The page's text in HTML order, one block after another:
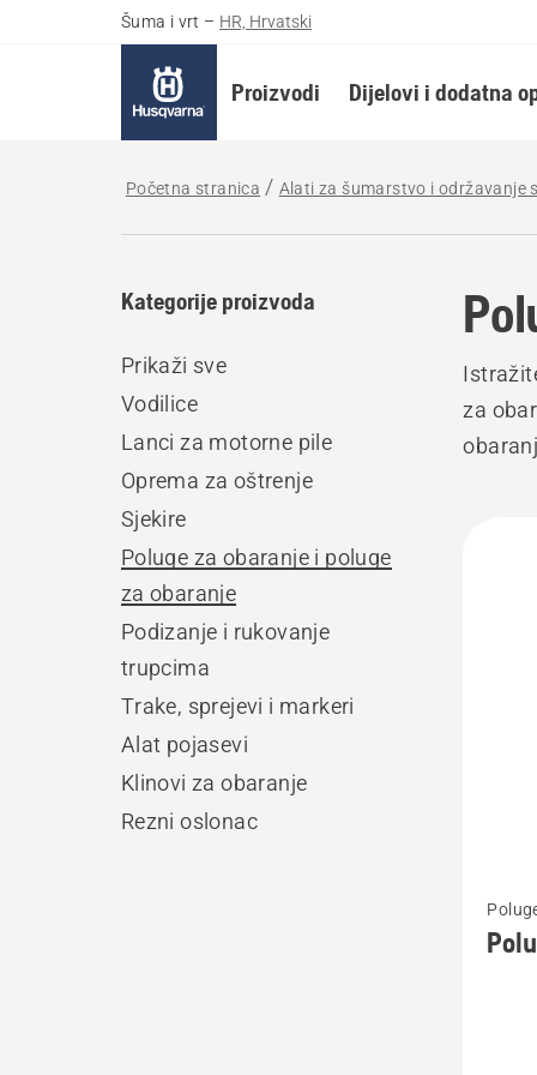
Šuma i vrt – HR, Hrvatski
Proizvodi Dijelovi i dodatna
Početna stranica Alati za šumarstvo i održavanje
Kategorije proizvoda
Prikaži sve
Vodilice
Lanci za motorne pile
Oprema za oštrenje
Sjekire
Poluge za obaranje i poluge
za obaranje
Podizanje i rukovanje
trupcima
Trake, sprejevi i markeri
Alat pojasevi
Klinovi za obaranje
Rezni oslonac
za
više
detalja